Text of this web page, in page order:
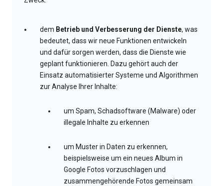
dem Betrieb und Verbesserung der Dienste, was
bedeutet, dass wir neue Funktionen entwickeln
und dafür sorgen werden, dass die Dienste wie
geplant funktionieren. Dazu gehört auch der
Einsatz automatisierter Systeme und Algorithmen
zur Analyse Ihrer Inhalte:
um Spam, Schadsoftware (Malware) oder
illegale Inhalte zu erkennen
um Muster in Daten zu erkennen,
beispielsweise um ein neues Album in
Google Fotos vorzuschlagen und
zusammengehörende Fotos gemeinsam